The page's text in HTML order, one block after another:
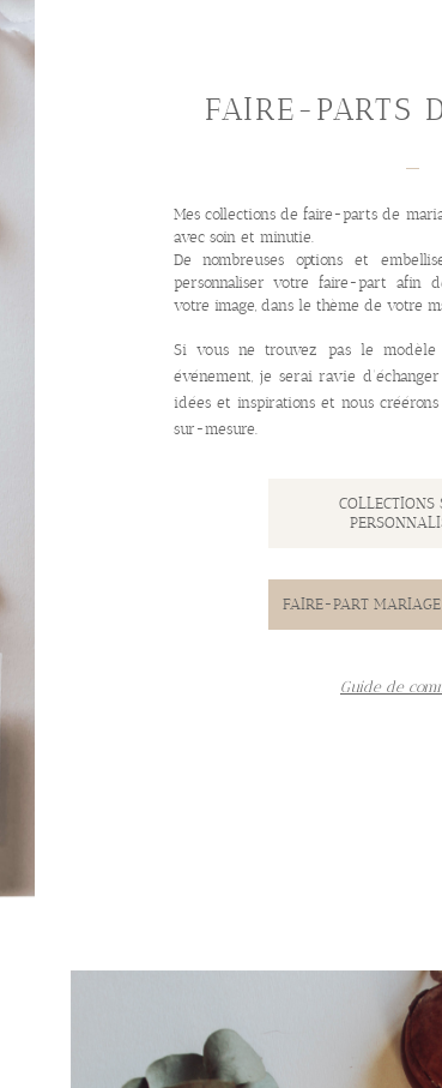
FAIRE-PARTS
Mes collections de faire-parts de
avec soin et minutie.
De nombreuses options et
personnaliser votre faire-part afin
votre image, dans le thème de votre
Si vous ne trouvez pas le modèle
événement, je serai ravie
idées et inspirations et nous
sur-mesure.
FAIRE-PART
Guide de